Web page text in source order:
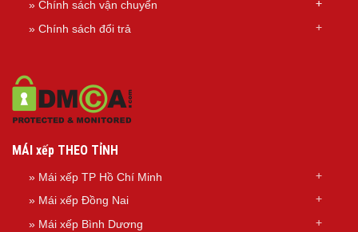
» Chính sách vận chuyển
» Chính sách đổi trả
MÁI xếp THEO TỈNH
» Mái xếp TP Hồ Chí Minh
» Mái xếp Đồng Nai
» Mái xếp Bình Dương